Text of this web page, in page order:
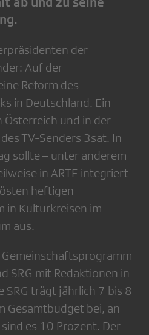
der
Auf der
Reform des
in Deutschland. Ein
Österreich und in der
TV-Senders 3sat. In
sollte – unter anderem
in ARTE integriert
heftigen
in Kulturkreisen im
aus.
SRG mit Redaktionen in
SRG trägt jährlich 7 bis 8
Gesamtbudget bei, an
es 10 Prozent. Der